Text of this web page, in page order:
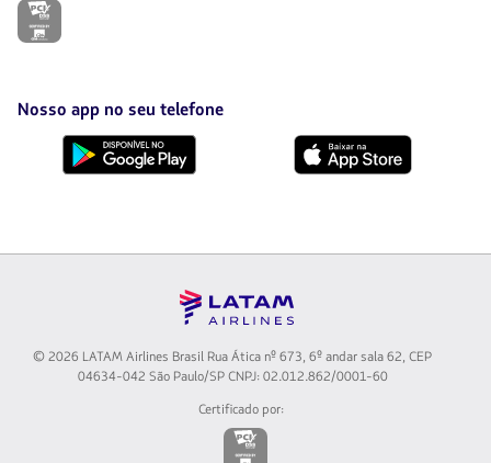
O
uma
nova
aba.
Nosso app no seu telefone
© 2026 LATAM Airlines Brasil Rua Ática nº 673, 6º andar sala 62, CEP
04634-042 São Paulo/SP CNPJ: 02.012.862/0001-60
Certificado por:
O